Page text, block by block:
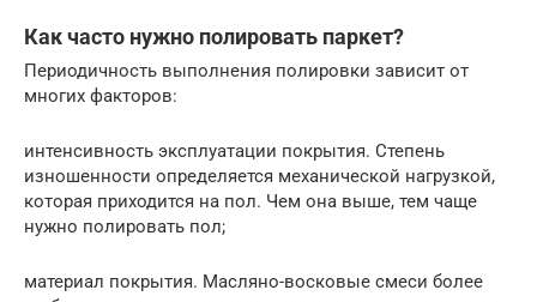
Как часто нужно полировать паркет?
Периодичность выполнения полировки зависит от
многих факторов:
интенсивность эксплуатации покрытия. Степень
изношенности определяется механической нагрузкой,
которая приходится на пол. Чем она выше, тем чаще
нужно полировать пол;
материал покрытия. Масляно-восковые смеси более